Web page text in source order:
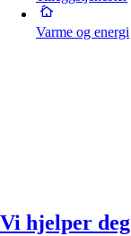
Varme og energi
Vi hjelper